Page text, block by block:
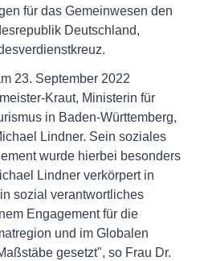
für das Gemeinwesen den
Deutschland,
23. September 2022
Kraut, Ministerin für
in Baden-Württemberg,
Lindner. Sein soziales
wurde hierbei besonders
Lindner verkörpert in
sozial verantwortliches
Engagement für die
und im Globalen
gesetzt", so Frau Dr.